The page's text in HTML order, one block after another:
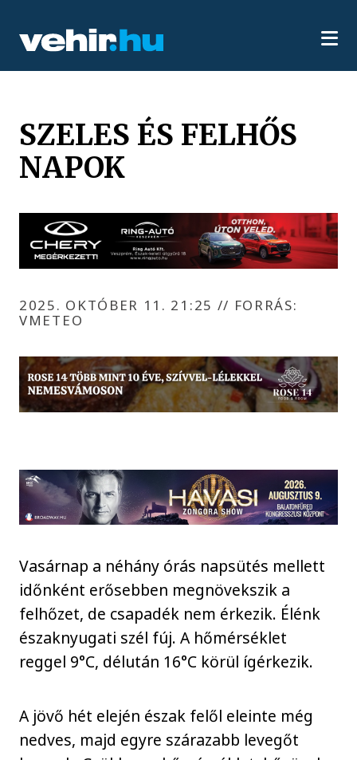
SZELES ÉS FELHŐS
NAPOK
2025. OKTÓBER 11. 21:25 // FORRÁS:
VMETEO
Vasárnap a néhány órás napsütés mellett
időnként erősebben megnövekszik a
felhőzet, de csapadék nem érkezik. Élénk
északnyugati szél fúj. A hőmérséklet
reggel 9°C, délután 16°C körül ígérkezik.
A jövő hét elején észak felől eleinte még
nedves, majd egyre szárazabb levegőt